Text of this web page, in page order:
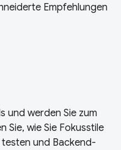
Empfehlungen
und werden Sie zum
Sie, wie Sie Fokusstile
und Backend-